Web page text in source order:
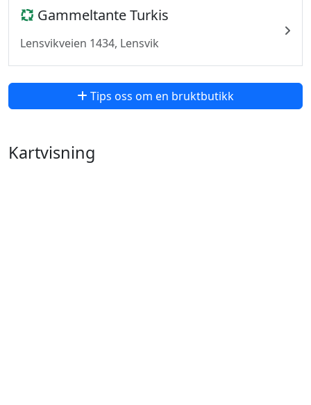
Gammeltante Turkis
Lensvikveien 1434, Lensvik
Tips oss om en bruktbutikk
Kartvisning